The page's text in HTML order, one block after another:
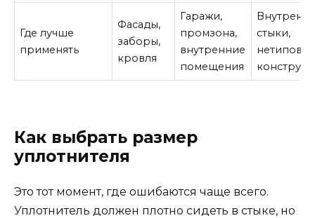
Где лучше
применять
Фасады,
заборы,
кровля
Гаражи,
промзона,
внутренние
помещения
стыки,
Как выбрать размер
уплотнителя
Это тот момент, где ошибаются чаще всего.
Уплотнитель должен плотно сидеть в стыке, но